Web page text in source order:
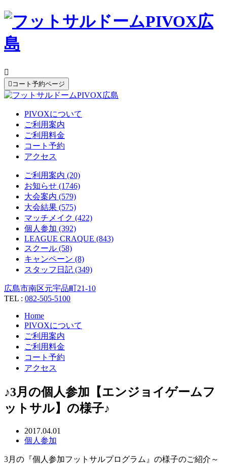

 コート予約ページ
PIVOXについて
ご利用案内
ご利用料金
コート予約
アクセス
ご利用案内 (20)
お知らせ (1746)
大会案内 (579)
大会結果 (575)
マッチメイク (422)
個人参加 (392)
LEAGUE CRAQUE (843)
スクール (58)
キャンペーン (8)
スタッフ日記 (349)
広島市南区元宇品町21-10
TEL : 082-505-5100
Home
PIVOXについて
ご利用案内
ご利用料金
コート予約
アクセス
♪3月の個人参加【エンジョイゲームフ
ットサル】の様子♪
2017.04.01
個人参加
3月の『個人参加フットサルプログラム』の様子のご紹介～